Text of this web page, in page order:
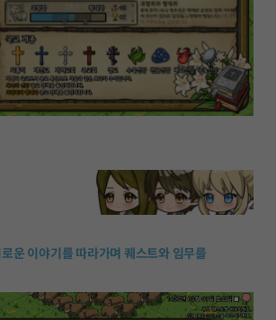
운 이야기를 따라가며 퀘스트와 임무를